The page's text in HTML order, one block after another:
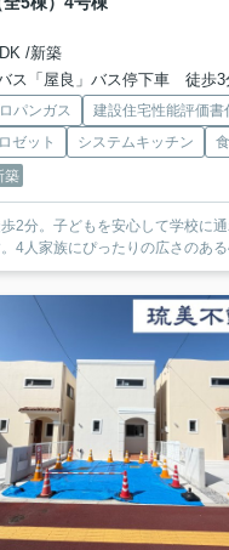
/新築
ス「屋良」バス停下車 徒歩3
パンガス
建設住宅性能評価書
ゼット
システムキッチン
築
2分。子どもを安心して学校に
4人家族にぴったりの広さのあ